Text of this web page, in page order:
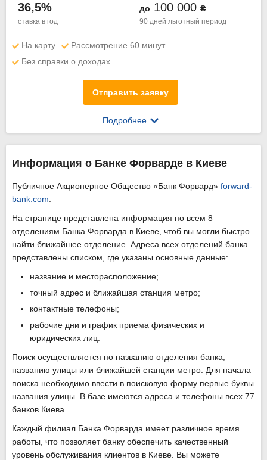
36,5%
ставка в год
до 100 000 ₴
90 дней льготный период
На карту
Рассмотрение 60 минут
Без справки о доходах
Отправить заявку
Подробнее
Информация о Банке Форварде в Киеве
Публичное Акционерное Общество «Банк Форвард» forward-
bank.com
На странице представлена информация по всем 8
отделениям Банка Форварда в Киеве, чтоб вы могли быстро
найти ближайшее отделение. Адреса всех отделений банка
представлены списком, где указаны основные данные:
название и месторасположение;
точный адрес и ближайшая станция метро;
контактные телефоны;
рабочие дни и график приема физических и
юридических лиц.
Поиск осуществляется по названию отделения банка,
названию улицы или ближайшей станции метро. Для начала
поиска необходимо ввести в поисковую форму первые буквы
названия улицы. В базе имеются адреса и телефоны всех 77
банков Киева.
Каждый филиал Банка Форварда имеет различное время
работы, что позволяет банку обеспечить качественный
уровень обслуживания клиентов в Киеве. Вы можете